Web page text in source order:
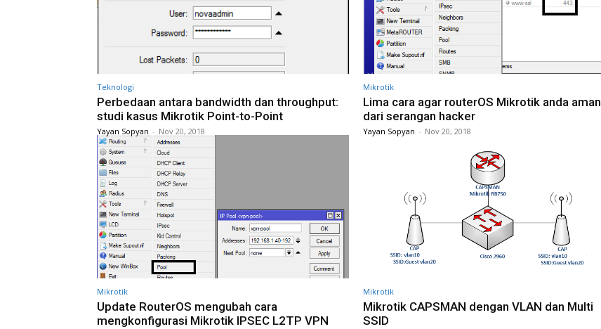
Teknologi
Perbedaan antara bandwidth dan throughput:
studi kasus Mikrotik Point-to-Point
Yayan Sopyan - Nov 20, 2018
Mikrotik
Lima cara agar routerOS Mikrotik anda aman
dari serangan hacker
Yayan Sopyan - Nov 20, 2018
Mikrotik
Update RouterOS mengubah cara
mengkonfigurasi Mikrotik IPSEC L2TP VPN
Mikrotik
Mikrotik CAPSMAN dengan VLAN dan Multi
SSID